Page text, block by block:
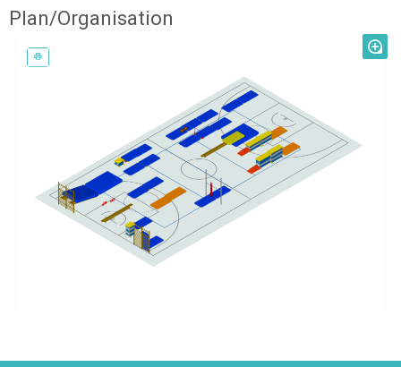
Plan/Organisation